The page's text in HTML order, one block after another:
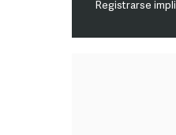
Registrarse